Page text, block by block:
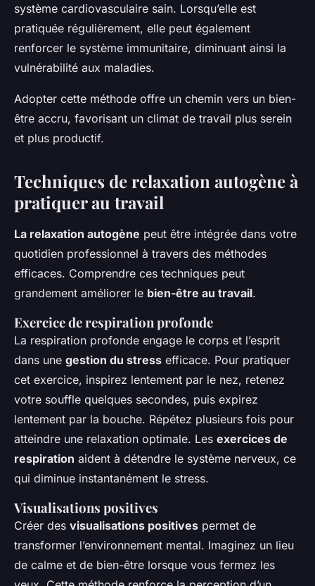
système cardiovasculaire sain. Lorsqu’elle est
pratiquée régulièrement, elle peut également
renforcer le système immunitaire, diminuant ainsi la
vulnérabilité aux maladies.
Adopter cette méthode offre un chemin vers un bien-
être accru, favorisant un climat de travail plus serein
et plus productif.
Techniques de relaxation autogène à
pratiquer au travail
La relaxation autogène peut être intégrée dans votre
quotidien professionnel à travers des méthodes
efficaces. Comprendre ces techniques peut
grandement améliorer le bien-être au travail.
Exercice de respiration profonde
La respiration profonde engage le corps et l’esprit
dans une gestion du stress efficace. Pour pratiquer
cet exercice, inspirez lentement par le nez, retenez
votre souffle quelques secondes, puis expirez
lentement par la bouche. Répétez plusieurs fois pour
atteindre une relaxation optimale. Les exercices de
respiration aident à détendre le système nerveux, ce
qui diminue instantanément le stress.
Visualisations positives
Créer des visualisations positives permet de
transformer l’environnement mental. Imaginez un lieu
de calme et de bien-être lorsque vous fermez les